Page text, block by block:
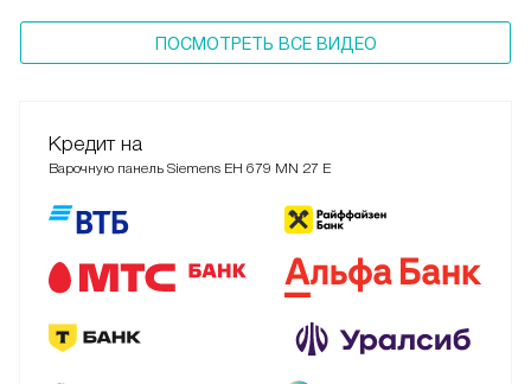
ПОСМОТРЕТЬ ВСЕ ВИДЕО
Кредит на
Варочную панель Siemens EH 679 MN 27 E